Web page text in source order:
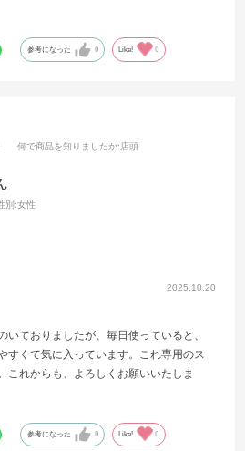
参考になった 0 Like! 0
2025.10.20
何で商品を知りましたか:店頭
別:女性
いておりましたが、毎日使っていると、
すくて気に入っています。これ専用のス
これからも、よろしくお願いいたしま
参考になった 0 Like! 0